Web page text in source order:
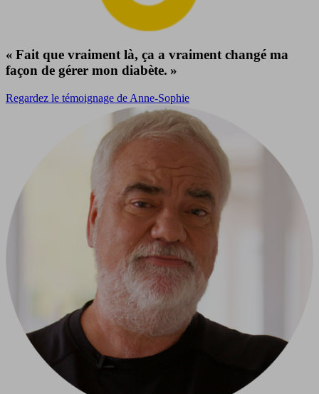
« Fait que vraiment là, ça a vraiment changé ma
façon de gérer mon diabète. »
Regardez le témoignage de Anne-Sophie